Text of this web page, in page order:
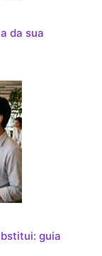
da sua
guia